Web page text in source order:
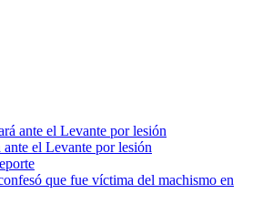
el Levante por lesión